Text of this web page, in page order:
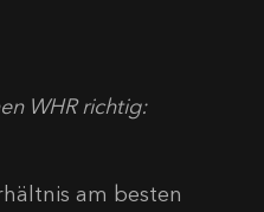
WHR richtig:
am besten